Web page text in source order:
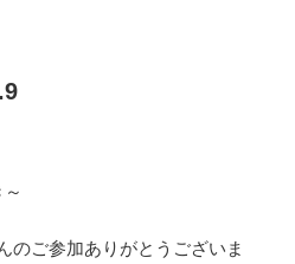
のご参加ありがとうございま